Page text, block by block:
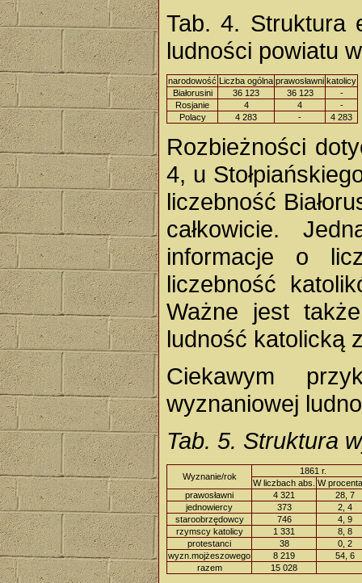
Tab. 4. Struktura
ludności powiatu
narodowość Liczba ogólna prawosławni katolicy
Białorusini
36 123 36 123
-
Rosjanie
4 4
-
Polacy
4 283 - 4 283
Rozbieżności
4, u
liczebność
całkowicie.
informacje o
liczebność
Ważne jest
ludność katolicką
Ciekawym
wyznaniowej
Tab. 5. Struktura
Wyznanie/rok
1861 r.
W liczbach abs. W
prawosławni
4 321
28, 7
jednowiercy
373
2, 4
staroobrzędowcy
746
4, 9
rzymscy katolicy
1 331
8, 8
protestanci
38
0, 2
wyzn.mojżeszowego
8 219
54, 6
razem
15 028